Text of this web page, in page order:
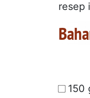
resep
150